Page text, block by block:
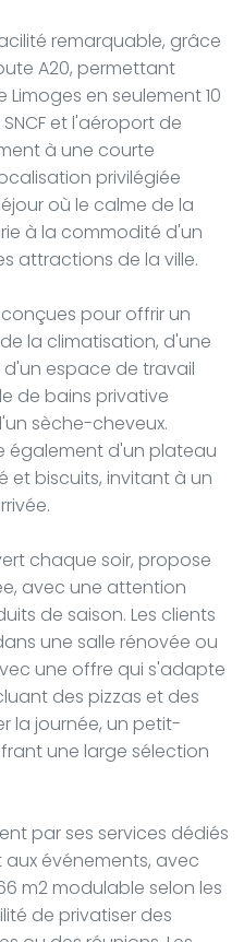
remarquable, grâce
A20, permettant
en seulement 10
et l'aéroport de
à une courte
privilégiée
où le calme de la
à la commodité d'un
attractions de la ville.
pour offrir un
la climatisation, d'une
d'un espace de travail
de bains privative
sèche-cheveux.
également d'un plateau
et biscuits, invitant à un
chaque soir, propose
avec une attention
de saison. Les clients
une salle rénovée ou
une offre qui s'adapte
des pizzas et des
la journée, un petit-
une large sélection
par ses services dédiés
événements, avec
m2 modulable selon les
de privatiser des